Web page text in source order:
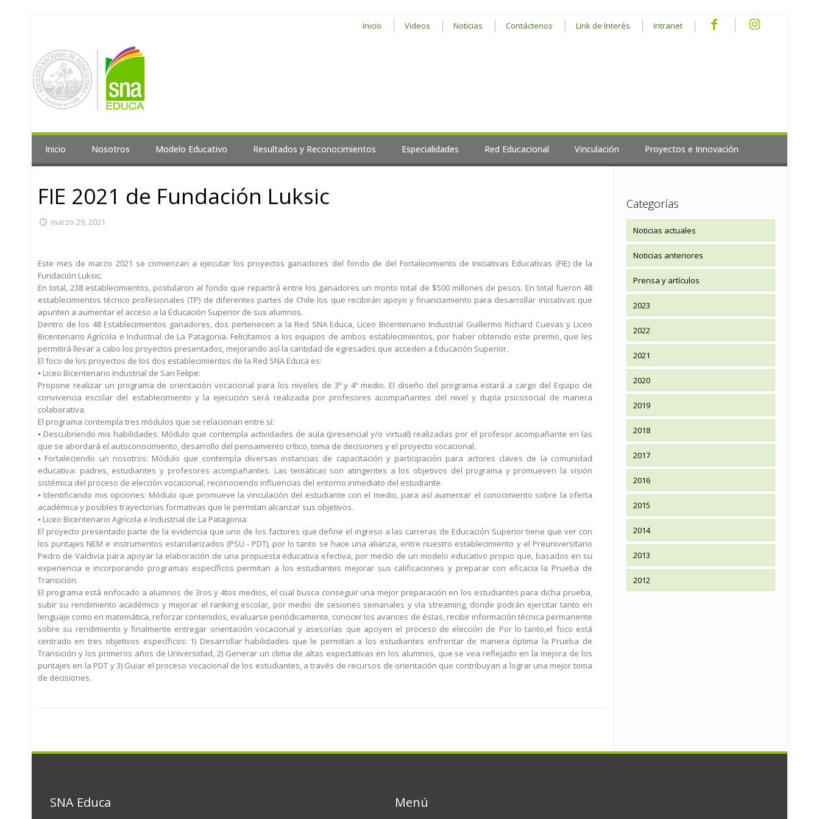
Inicio Videos Noticias Contáctenos Link de Interés Intranet
Inicio Nosotros Modelo Educativo Resultados y Reconocimientos Especialidades Red Educacional Vinculación Proyectos e Innovación
FIE 2021 de Fundación Luksic
marzo 29, 2021
Este mes de marzo 2021 se comienzan a ejecutar los proyectos ganadores del fondo de del Fortalecimiento de Iniciativas Educativas (FIE) de la
Fundación Luksic.
En total, 238 establecimientos, postularon al fondo que repartirá entre los ganadores un monto total de $500 millones de pesos. En total fueron 48
establecimientos técnico profesionales (TP) de diferentes partes de Chile los que recibirán apoyo y financiamiento para desarrollar iniciativas que
apunten a aumentar el acceso a la Educación Superior de sus alumnos.
Dentro de los 48 Establecimientos ganadores, dos pertenecen a la Red SNA Educa, Liceo Bicentenario Industrial Guillermo Richard Cuevas y Liceo
Bicentenario Agrícola e Industrial de La Patagonia. Felicitamos a los equipos de ambos establecimientos, por haber obtenido este premio, que les
permitirá llevar a cabo los proyectos presentados, mejorando así la cantidad de egresados que acceden a Educación Superior.
El foco de los proyectos de los dos establecimientos de la Red SNA Educa es:
⦁ Liceo Bicentenario Industrial de San Felipe:
Propone realizar un programa de orientación vocacional para los niveles de 3º y 4º medio. El diseño del programa estará a cargo del Equipo de
convivencia escolar del establecimiento y la ejecución será realizada por profesores acompañantes del nivel y dupla psicosocial de manera
colaborativa.
El programa contempla tres módulos que se relacionan entre sí:
⦁ Descubriendo mis habilidades: Módulo que contempla actividades de aula (presencial y/o virtual) realizadas por el profesor acompañante en las
que se abordará el autoconocimiento, desarrollo del pensamiento crítico, toma de decisiones y el proyecto vocacional.
⦁ Fortaleciendo un nosotros: Módulo que contempla diversas instancias de capacitación y participación para actores claves de la comunidad
educativa: padres, estudiantes y profesores acompañantes. Las temáticas son atingentes a los objetivos del programa y promueven la visión
sistémica del proceso de elección vocacional, reconociendo influencias del entorno inmediato del estudiante.
⦁ Identificando mis opciones: Módulo que promueve la vinculación del estudiante con el medio, para así aumentar el conocimiento sobre la oferta
académica y posibles trayectorias formativas que le permitan alcanzar sus objetivos.
⦁ Liceo Bicentenario Agrícola e Industrial de La Patagonia:
El proyecto presentado parte de la evidencia que uno de los factores que define el ingreso a las carreras de Educación Superior tiene que ver con
los puntajes NEM e instrumentos estandarizados (PSU - PDT), por lo tanto se hace una alianza, entre nuestro establecimiento y el Preuniversitario
Pedro de Valdivia para apoyar la elaboración de una propuesta educativa efectiva, por medio de un modelo educativo propio que, basados en su
experiencia e incorporando programas específicos permitan a los estudiantes mejorar sus calificaciones y preparar con eficacia la Prueba de
Transición.
El programa está enfocado a alumnos de 3ros y 4tos medios, el cual busca conseguir una mejor preparación en los estudiantes para dicha prueba,
subir su rendimiento académico y mejorar el ranking escolar, por medio de sesiones semanales y vía streaming, donde podrán ejercitar tanto en
lenguaje como en matemática, reforzar contenidos, evaluarse periódicamente, conocer los avances de éstas, recibir información técnica permanente
sobre su rendimiento y finalmente entregar orientación vocacional y asesorías que apoyen el proceso de elección de Por lo tanto,el foco está
centrado en tres objetivos específicos: 1) Desarrollar habilidades que le permitan a los estudiantes enfrentar de manera óptima la Prueba de
Transición y los primeros años de Universidad, 2) Generar un clima de altas expectativas en los alumnos, que se vea reflejado en la mejora de los
puntajes en la PDT y 3) Guiar el proceso vocacional de los estudiantes, a través de recursos de orientación que contribuyan a lograr una mejor toma
de decisiones.
Categorías
Noticias actuales
Noticias anteriores
Prensa y artículos
2023
2022
2021
2020
2019
2018
2017
2016
2015
2014
2013
2012
SNA Educa Menú